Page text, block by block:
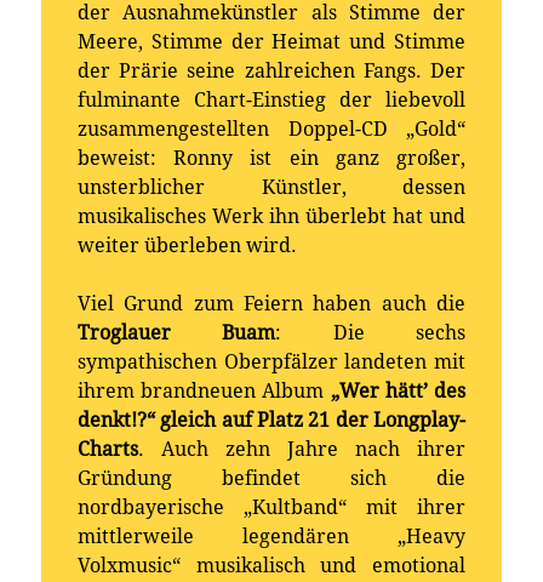
der Ausnahmekünstler als Stimme der
Meere, Stimme der Heimat und Stimme
der Prärie seine zahlreichen Fangs. Der
fulminante Chart-Einstieg der liebevoll
zusammengestellten Doppel-CD „Gold“
beweist: Ronny ist ein ganz großer,
unsterblicher Künstler, dessen
musikalisches Werk ihn überlebt hat und
weiter überleben wird.
Viel Grund zum Feiern haben auch die
Troglauer Buam: Die sechs
sympathischen Oberpfälzer landeten mit
ihrem brandneuen Album „Wer hätt’ des
denkt!?“ gleich auf Platz 21 der Longplay-
Charts. Auch zehn Jahre nach ihrer
Gründung befindet sich die
nordbayerische „Kultband“ mit ihrer
mittlerweile legendären „Heavy
Volxmusic“ musikalisch und emotional